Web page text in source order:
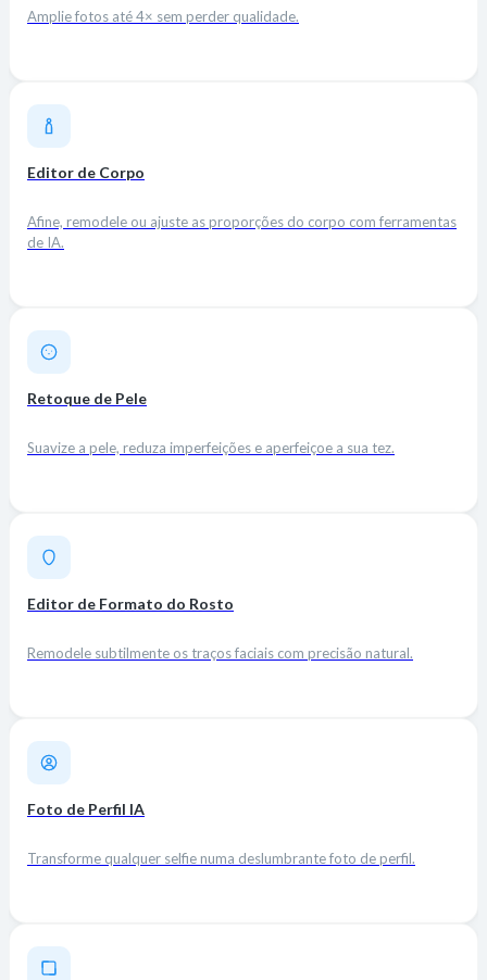
Amplie fotos até 4× sem perder qualidade.
Editor de Corpo
Afine, remodele ou ajuste as proporções do corpo com ferramentas
de IA.
Retoque de Pele
Suavize a pele, reduza imperfeições e aperfeiçoe a sua tez.
Editor de Formato do Rosto
Remodele subtilmente os traços faciais com precisão natural.
Foto de Perfil IA
Transforme qualquer selfie numa deslumbrante foto de perfil.